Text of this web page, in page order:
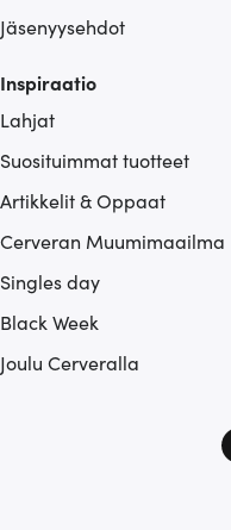
Jäsenyysehdot
Inspiraatio
Lahjat
Suosituimmat tuotteet
Artikkelit & Oppaat
Cerveran Muumimaailma
Singles day
Black Week
Joulu Cerveralla